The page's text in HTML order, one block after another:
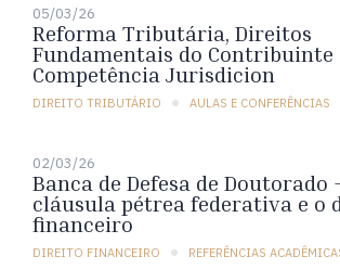
05/03/26
Reforma Tributária, Direitos
Fundamentais do Contribuinte
Competência Jurisdicion
DIREITO TRIBUTÁRIO AULAS E CONFERÊNCIAS
02/03/26
Banca de Defesa de Doutorado
cláusula pétrea federativa e o
financeiro
DIREITO FINANCEIRO REFERÊNCIAS